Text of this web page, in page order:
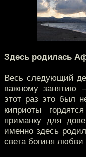
Здесь родилась
Весь следующий
важному занятию
этот раз это был
киприоты
приманку для
именно здесь
света богиня